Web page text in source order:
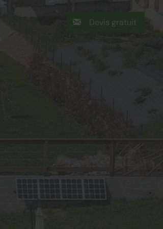
Devis gratuit